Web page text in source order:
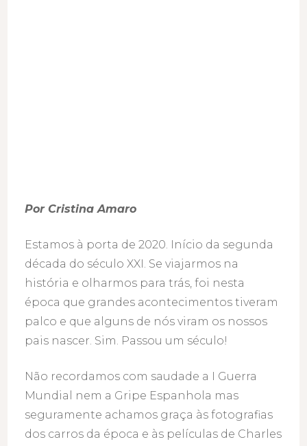
Por Cristina Amaro
Estamos à porta de 2020. Início da segunda
década do século XXI. Se viajarmos na
história e olharmos para trás, foi nesta
época que grandes acontecimentos tiveram
palco e que alguns de nós viram os nossos
pais nascer. Sim. Passou um século!
Não recordamos com saudade a I Guerra
Mundial nem a Gripe Espanhola mas
seguramente achamos graça às fotografias
dos carros da época e às películas de Charles